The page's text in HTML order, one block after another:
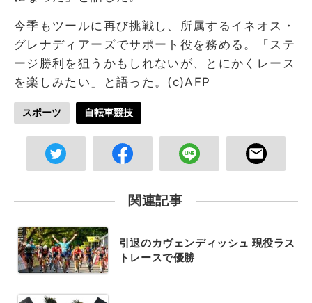
今季もツールに再び挑戦し、所属するイネオス・
グレナディアーズでサポート役を務める。「ステ
ージ勝利を狙うかもしれないが、とにかくレース
を楽しみたい」と語った。(c)AFP
スポーツ 自転車競技
関連記事
引退のカヴェンディッシュ 現役ラス
トレースで優勝